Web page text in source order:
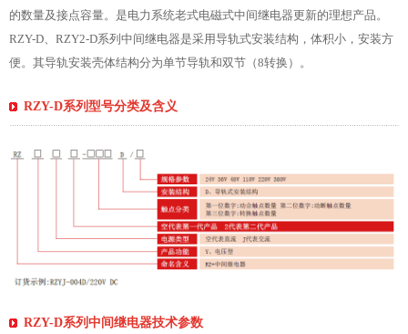
的数量及接点容量。是电力系统老式电磁式中间继电器更新的理想产品。
RZY-D、RZY2-D系列中间继电器是采用导轨式安装结构，体积小，安装方
便。其导轨安装壳体结构分为单节导轨和双节（8转换）。
RZY-D系列型号分类及含义
RZY-D系列中间继电器技术参数